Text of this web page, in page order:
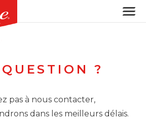
?
pas à nous contacter,
dans les meilleurs délais.